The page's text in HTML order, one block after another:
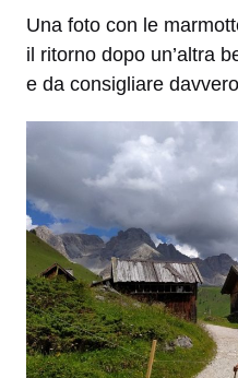
Una foto con le
il ritorno dopo un’altra
e da consigliare